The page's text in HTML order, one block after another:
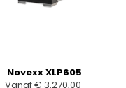
Novexx XLP605
Vanaf€ 3.270,00